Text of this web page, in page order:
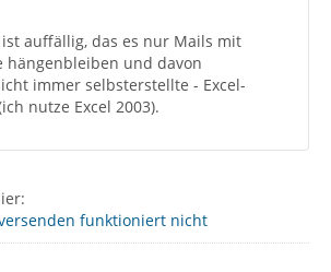
auffällig, das es nur Mails mit
hängenbleiben und davon
immer selbsterstellte - Excel-
nutze Excel 2003).
funktioniert nicht